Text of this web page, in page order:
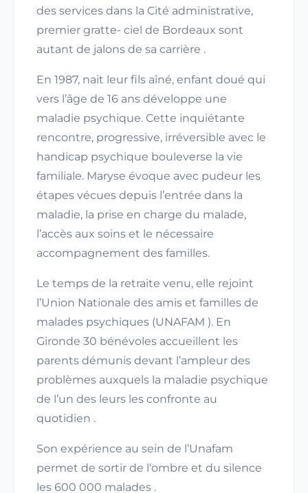
des services dans la Cité administrative,
premier gratte- ciel de Bordeaux sont
autant de jalons de sa carrière .
En 1987, nait leur fils aîné, enfant doué qui
vers l’âge de 16 ans développe une
maladie psychique. Cette inquiétante
rencontre, progressive, irréversible avec le
handicap psychique bouleverse la vie
familiale. Maryse évoque avec pudeur les
étapes vécues depuis l’entrée dans la
maladie, la prise en charge du malade,
l’accès aux soins et le nécessaire
accompagnement des familles.
Le temps de la retraite venu, elle rejoint
l’Union Nationale des amis et familles de
malades psychiques (UNAFAM ). En
Gironde 30 bénévoles accueillent les
parents démunis devant l’ampleur des
problèmes auxquels la maladie psychique
de l’un des leurs les confronte au
quotidien .
Son expérience au sein de l’Unafam
permet de sortir de l‘ombre et du silence
les 600 000 malades .